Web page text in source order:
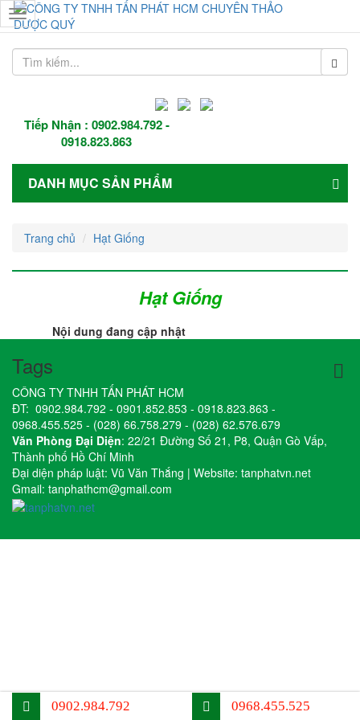
Tiếp Nhận : 0902.984.792-
0918.823.863
Toggle
navigation
DANH MỤC SẢN PHẨM
Trang chủ Hạt Giống
Hạt Giống
Nội dung đang cập nhật
Tags
CÔNG TY TNHH TẤN PHÁT HCM
ĐT: 0902.984.792 - 0901.852.853 - 0918.823.863 -
0968.455.525 - (028) 66.758.279 - (028) 62.576.679
Văn Phòng Đại Diện: 22/21 Đường Số 21, P8, Quận Gò Vấp,
Thành phố Hồ Chí Minh
Đại diện pháp luật: Vũ Văn Thắng | Website: tanphatvn.net
Gmail: tanphathcm@gmail.com
0902.984.792 0968.455.525